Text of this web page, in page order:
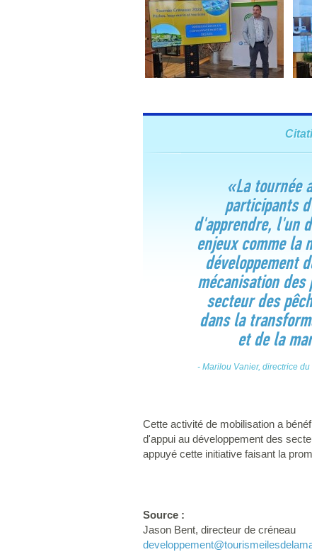
«La tournée
participants
d'apprendre, l'un
enjeux comme la
développement
mécanisation
secteur des
dans la
et de la
- Marilou Vanier, directrice
Cette activité de mobilisation a
d'appui au développement des
appuyé cette initiative faisant la
Source :
Jason Bent, directeur de créneau
developpement